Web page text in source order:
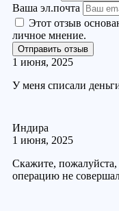
Ваша эл.почта
Этот отзыв
личное мнение.
Отправить отзыв
1 июня, 2025
У меня списали
Индира
1 июня, 2025
Скажите,
операцию не